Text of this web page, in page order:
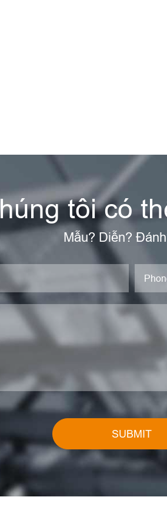
tôi có
Mẫu? Diễn?
SUBMIT